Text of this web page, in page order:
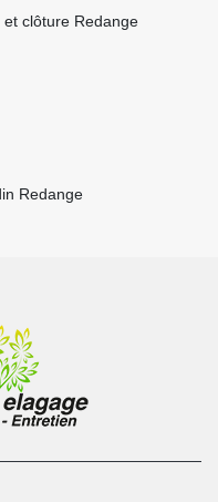
clôture Redange
Redange